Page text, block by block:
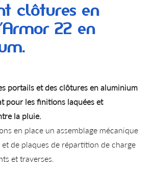
clôtures en
22 en
portails et des clôtures en aluminium
pour les finitions laquées et
la pluie.
en place un assemblage mécanique
de plaques de répartition de charge
et traverses.